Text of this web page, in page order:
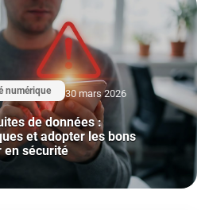
numérique 30 mars 2026
de données :
et adopter les bons
en sécurité